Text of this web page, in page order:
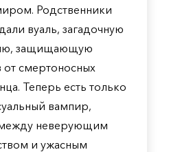
Родственники
вуаль, загадочную
защищающую
смертоносных
Теперь есть только
вампир,
неверующим
и ужасным